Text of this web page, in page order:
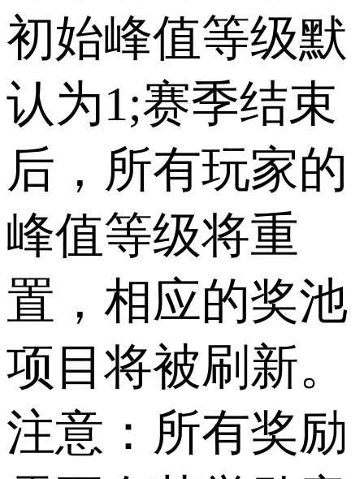
初始峰值等级默
认为1;赛季结束
后，所有玩家的
峰值等级将重
置，相应的奖池
项目将被刷新。
注意：所有奖励